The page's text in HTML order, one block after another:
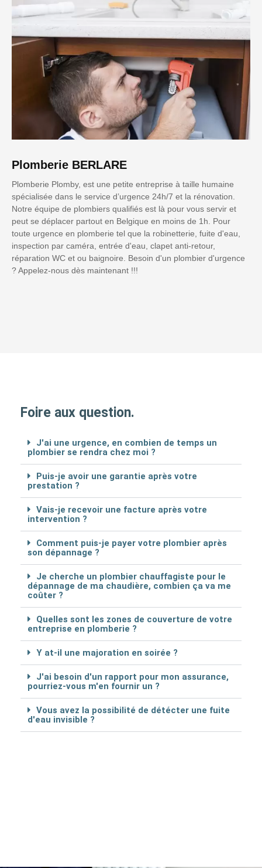
Plomberie BERLARE
Plomberie Plomby, est une petite entreprise à taille humaine
spécialisée dans le service d’urgence 24h/7 et la rénovation.
Notre équipe de plombiers qualifiés est là pour vous servir et
peut se déplacer partout en Belgique en moins de 1h. Pour
toute urgence en plomberie tel que la robinetterie, fuite d'eau,
inspection par caméra, entrée d'eau, clapet anti-retour,
réparation WC et ou baignoire. Besoin d'un plombier d'urgence
? Appelez-nous dès maintenant !!!
Foire aux question.
J'ai une urgence, en combien de temps un
plombier se rendra chez moi ?
Puis-je avoir une garantie après votre
prestation ?
Vais-je recevoir une facture après votre
intervention ?
Comment puis-je payer votre plombier après
son dépannage ?
Je cherche un plombier chauffagiste pour le
dépannage de ma chaudière, combien ça va me
coûter ?
Quelles sont les zones de couverture de votre
entreprise en plomberie ?
Y at-il une majoration en soirée ?
J'ai besoin d'un rapport pour mon assurance,
pourriez-vous m'en fournir un ?
Vous avez la possibilité de détécter une fuite
d'eau invisible ?